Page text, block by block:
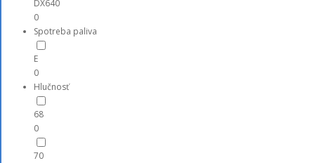
DX640
0
Spotreba paliva
E
0
Hlučnosť
68
0
70